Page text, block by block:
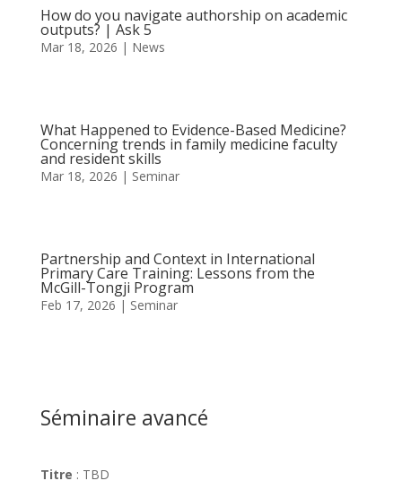
How do you navigate authorship on academic
outputs? | Ask 5
Mar 18, 2026 | News
What Happened to Evidence-Based Medicine?
Concerning trends in family medicine faculty
and resident skills
Mar 18, 2026 | Seminar
Partnership and Context in International
Primary Care Training: Lessons from the
McGill-Tongji Program
Feb 17, 2026 | Seminar
Séminaire avancé
Titre : TBD